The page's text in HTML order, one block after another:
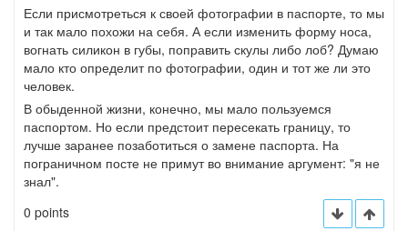
Если присмотреться к своей фотографии в паспорте, то мы
и так мало похожи на себя. А если изменить форму носа,
вогнать силикон в губы, поправить скулы либо лоб? Думаю
мало кто определит по фотографии, один и тот же ли это
человек.
В обыденной жизни, конечно, мы мало пользуемся
паспортом. Но если предстоит пересекать границу, то
лучше заранее позаботиться о замене паспорта. На
пограничном посте не примут во внимание аргумент: "я не
знал".
0 points